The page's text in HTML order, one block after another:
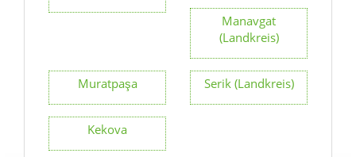
Manavgat
(Landkreis)
Muratpaşa Serik (Landkreis)
Kekova